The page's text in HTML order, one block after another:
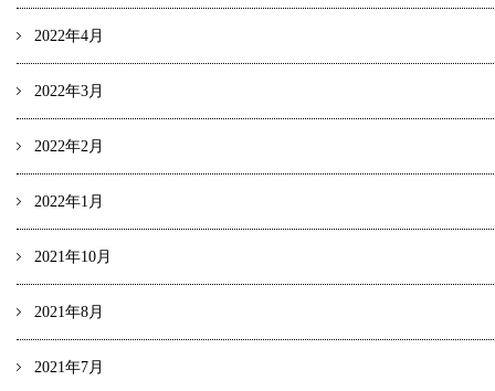
2022年4月
2022年3月
2022年2月
2022年1月
2021年10月
2021年8月
2021年7月